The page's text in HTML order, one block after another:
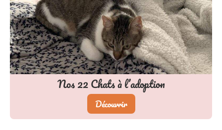
Nos22Chats à l’adoption
Découvrir